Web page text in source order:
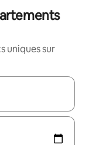
uniques sur
flèches vers le